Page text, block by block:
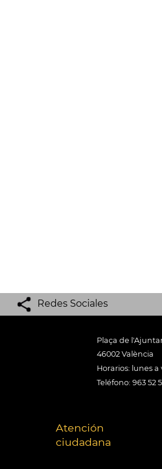
Redes Sociales
Plaça de
46002 València
Horarios: lunes a
Teléfono: 963 52
Atención
ciudadana